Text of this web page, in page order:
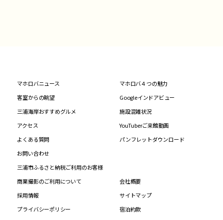
マホロバニュース
マホロバ４つの魅力
客室からの眺望
Googleインドアビュー
三浦海岸おすすめグルメ
施設混雑状況
アクセス
YouTuberご来館動画
よくある質問
パンフレットダウンロード
お問い合わせ
三浦市ふるさと納税ご利用のお客様
商業撮影のご利用について
会社概要
採用情報
サイトマップ
プライバシーポリシー
宿泊約款